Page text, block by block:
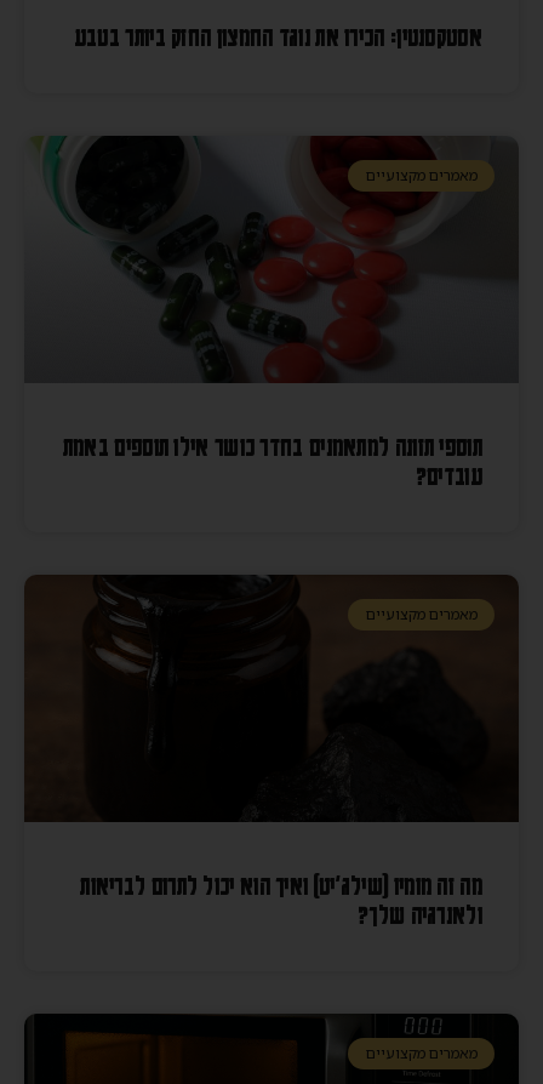
אסטקסנטין: הכירו את נוגד החמצון החזק ביותר בטבע
מאמרים מקצועיים
תוספי תזונה למתאמנים בחדר כושר אילו תוספים באמת
עובדים?
מאמרים מקצועיים
מה זה מומיו (שילג׳יט) ואיך הוא יכול לתרום לבריאות
ולאנרגיה שלך?
מאמרים מקצועיים